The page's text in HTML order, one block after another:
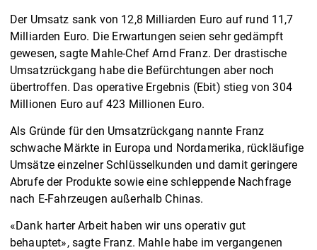
Der Umsatz sank von 12,8 Milliarden Euro auf rund 11,7
Milliarden Euro. Die Erwartungen seien sehr gedämpft
gewesen, sagte Mahle-Chef Arnd Franz. Der drastische
Umsatzrückgang habe die Befürchtungen aber noch
übertroffen. Das operative Ergebnis (Ebit) stieg von 304
Millionen Euro auf 423 Millionen Euro.
Als Gründe für den Umsatzrückgang nannte Franz
schwache Märkte in Europa und Nordamerika, rückläufige
Umsätze einzelner Schlüsselkunden und damit geringere
Abrufe der Produkte sowie eine schleppende Nachfrage
nach E-Fahrzeugen außerhalb Chinas.
«Dank harter Arbeit haben wir uns operativ gut
behauptet», sagte Franz. Mahle habe im vergangenen